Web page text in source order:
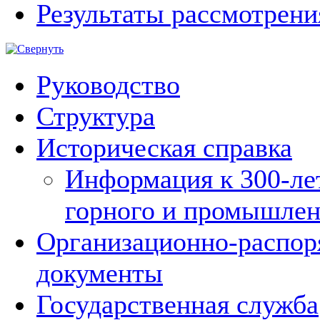
Результаты
Руководство
Структура
Историческая справка
Информация к 300-
горного и
Организационно-
документы
Государственная служба